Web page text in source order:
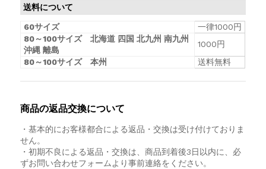
送料について
60サイズ
一律1000円
80～100サイズ 北海道 四国 北九州 南九州
沖縄 離島
1000円
80～100サイズ 本州
送料無料
商品の返品交換について
・基本的にお客様都合による返品・交換は受け付けておりま
せん。
・初期不良による返品・交換は、商品到着後3日以内に、必
ずお問い合わせフォームより事前連絡をください。